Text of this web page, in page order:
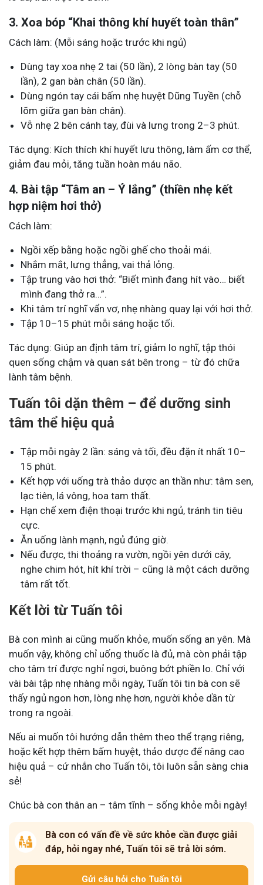
3. Xoa bóp “Khai thông khí huyết toàn thân”
Cách làm: (Mỗi sáng hoặc trước khi ngủ)
Dùng tay xoa nhẹ 2 tai (50 lần), 2 lòng bàn tay (50
lần), 2 gan bàn chân (50 lần).
Dùng ngón tay cái bấm nhẹ huyệt Dũng Tuyền (chỗ
lõm giữa gan bàn chân).
Vỗ nhẹ 2 bên cánh tay, đùi và lưng trong 2–3 phút.
Tác dụng: Kích thích khí huyết lưu thông, làm ấm cơ thể,
giảm đau mỏi, tăng tuần hoàn máu não.
4. Bài tập “Tâm an – Ý lắng” (thiền nhẹ kết
hợp niệm hơi thở)
Cách làm:
Ngồi xếp bằng hoặc ngồi ghế cho thoải mái.
Nhắm mắt, lưng thẳng, vai thả lỏng.
Tập trung vào hơi thở: “Biết mình đang hít vào… biết
mình đang thở ra…”.
Khi tâm trí nghĩ vẩn vơ, nhẹ nhàng quay lại với hơi thở.
Tập 10–15 phút mỗi sáng hoặc tối.
Tác dụng: Giúp an định tâm trí, giảm lo nghĩ, tập thói
quen sống chậm và quan sát bên trong – từ đó chữa
lành tâm bệnh.
Tuấn tôi dặn thêm – để dưỡng sinh
tâm thể hiệu quả
Tập mỗi ngày 2 lần: sáng và tối, đều đặn ít nhất 10–
15 phút.
Kết hợp với uống trà thảo dược an thần như: tâm sen,
lạc tiên, lá vông, hoa tam thất.
Hạn chế xem điện thoại trước khi ngủ, tránh tin tiêu
cực.
Ăn uống lành mạnh, ngủ đúng giờ.
Nếu được, thi thoảng ra vườn, ngồi yên dưới cây,
nghe chim hót, hít khí trời – cũng là một cách dưỡng
tâm rất tốt.
Kết lời từ Tuấn tôi
Bà con mình ai cũng muốn khỏe, muốn sống an yên. Mà
muốn vậy, không chỉ uống thuốc là đủ, mà còn phải tập
cho tâm trí được nghỉ ngơi, buông bớt phiền lo. Chỉ với
vài bài tập nhẹ nhàng mỗi ngày, Tuấn tôi tin bà con sẽ
thấy ngủ ngon hơn, lòng nhẹ hơn, người khỏe dần từ
trong ra ngoài.
Nếu ai muốn tôi hướng dẫn thêm theo thể trạng riêng,
hoặc kết hợp thêm bấm huyệt, thảo dược để nâng cao
hiệu quả – cứ nhắn cho Tuấn tôi, tôi luôn sẵn sàng chia
sẻ!
Chúc bà con thân an – tâm tĩnh – sống khỏe mỗi ngày!
Bà con có vấn đề về sức khỏe cần được giải
đáp, hỏi ngay nhé, Tuấn tôi sẽ trả lời sớm.
Gửi câu hỏi cho Tuấn tôi